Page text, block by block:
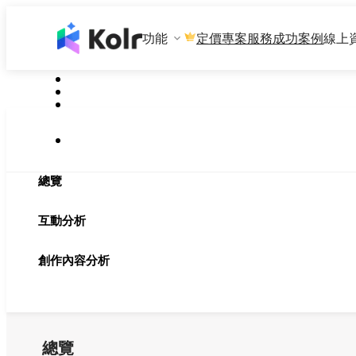
功能 定價專案服務成功案例線上
總覽
互動分析
創作內容分析
總覽